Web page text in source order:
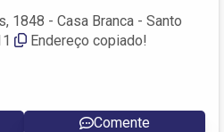
1848 - Casa Branca - Santo
Endereço copiado!
Comente